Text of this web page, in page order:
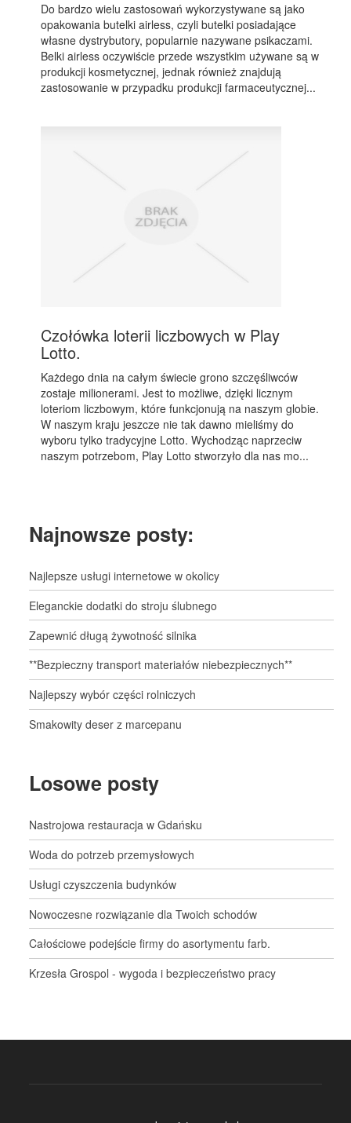
Do bardzo wielu zastosowań wykorzystywane są jako
opakowania butelki airless, czyli butelki posiadające
własne dystrybutory, popularnie nazywane psikaczami.
Belki airless oczywiście przede wszystkim używane są w
produkcji kosmetycznej, jednak również znajdują
zastosowanie w przypadku produkcji farmaceutycznej...
Czołówka loterii liczbowych w Play
Lotto.
Każdego dnia na całym świecie grono szczęśliwców
zostaje milionerami. Jest to możliwe, dzięki licznym
loteriom liczbowym, które funkcjonują na naszym globie.
W naszym kraju jeszcze nie tak dawno mieliśmy do
wyboru tylko tradycyjne Lotto. Wychodząc naprzeciw
naszym potrzebom, Play Lotto stworzyło dla nas mo...
Najnowsze posty:
Najlepsze usługi internetowe w okolicy
Eleganckie dodatki do stroju ślubnego
Zapewnić długą żywotność silnika
**Bezpieczny transport materiałów niebezpiecznych**
Najlepszy wybór części rolniczych
Smakowity deser z marcepanu
Losowe posty
Nastrojowa restauracja w Gdańsku
Woda do potrzeb przemysłowych
Usługi czyszczenia budynków
Nowoczesne rozwiązanie dla Twoich schodów
Całościowe podejście firmy do asortymentu farb.
Krzesła Grospol - wygoda i bezpieczeństwo pracy